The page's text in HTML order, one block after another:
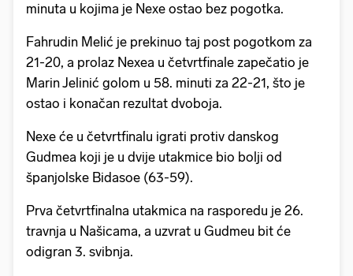
minuta u kojima je Nexe ostao bez pogotka.
Fahrudin Melić je prekinuo taj post pogotkom za
21-20, a prolaz Nexea u četvrtfinale zapečatio je
Marin Jelinić golom u 58. minuti za 22-21, što je
ostao i konačan rezultat dvoboja.
Nexe će u četvrtfinalu igrati protiv danskog
Gudmea koji je u dvije utakmice bio bolji od
španjolske Bidasoe (63-59).
Prva četvrtfinalna utakmica na rasporedu je 26.
travnja u Našicama, a uzvrat u Gudmeu bit će
odigran 3. svibnja.